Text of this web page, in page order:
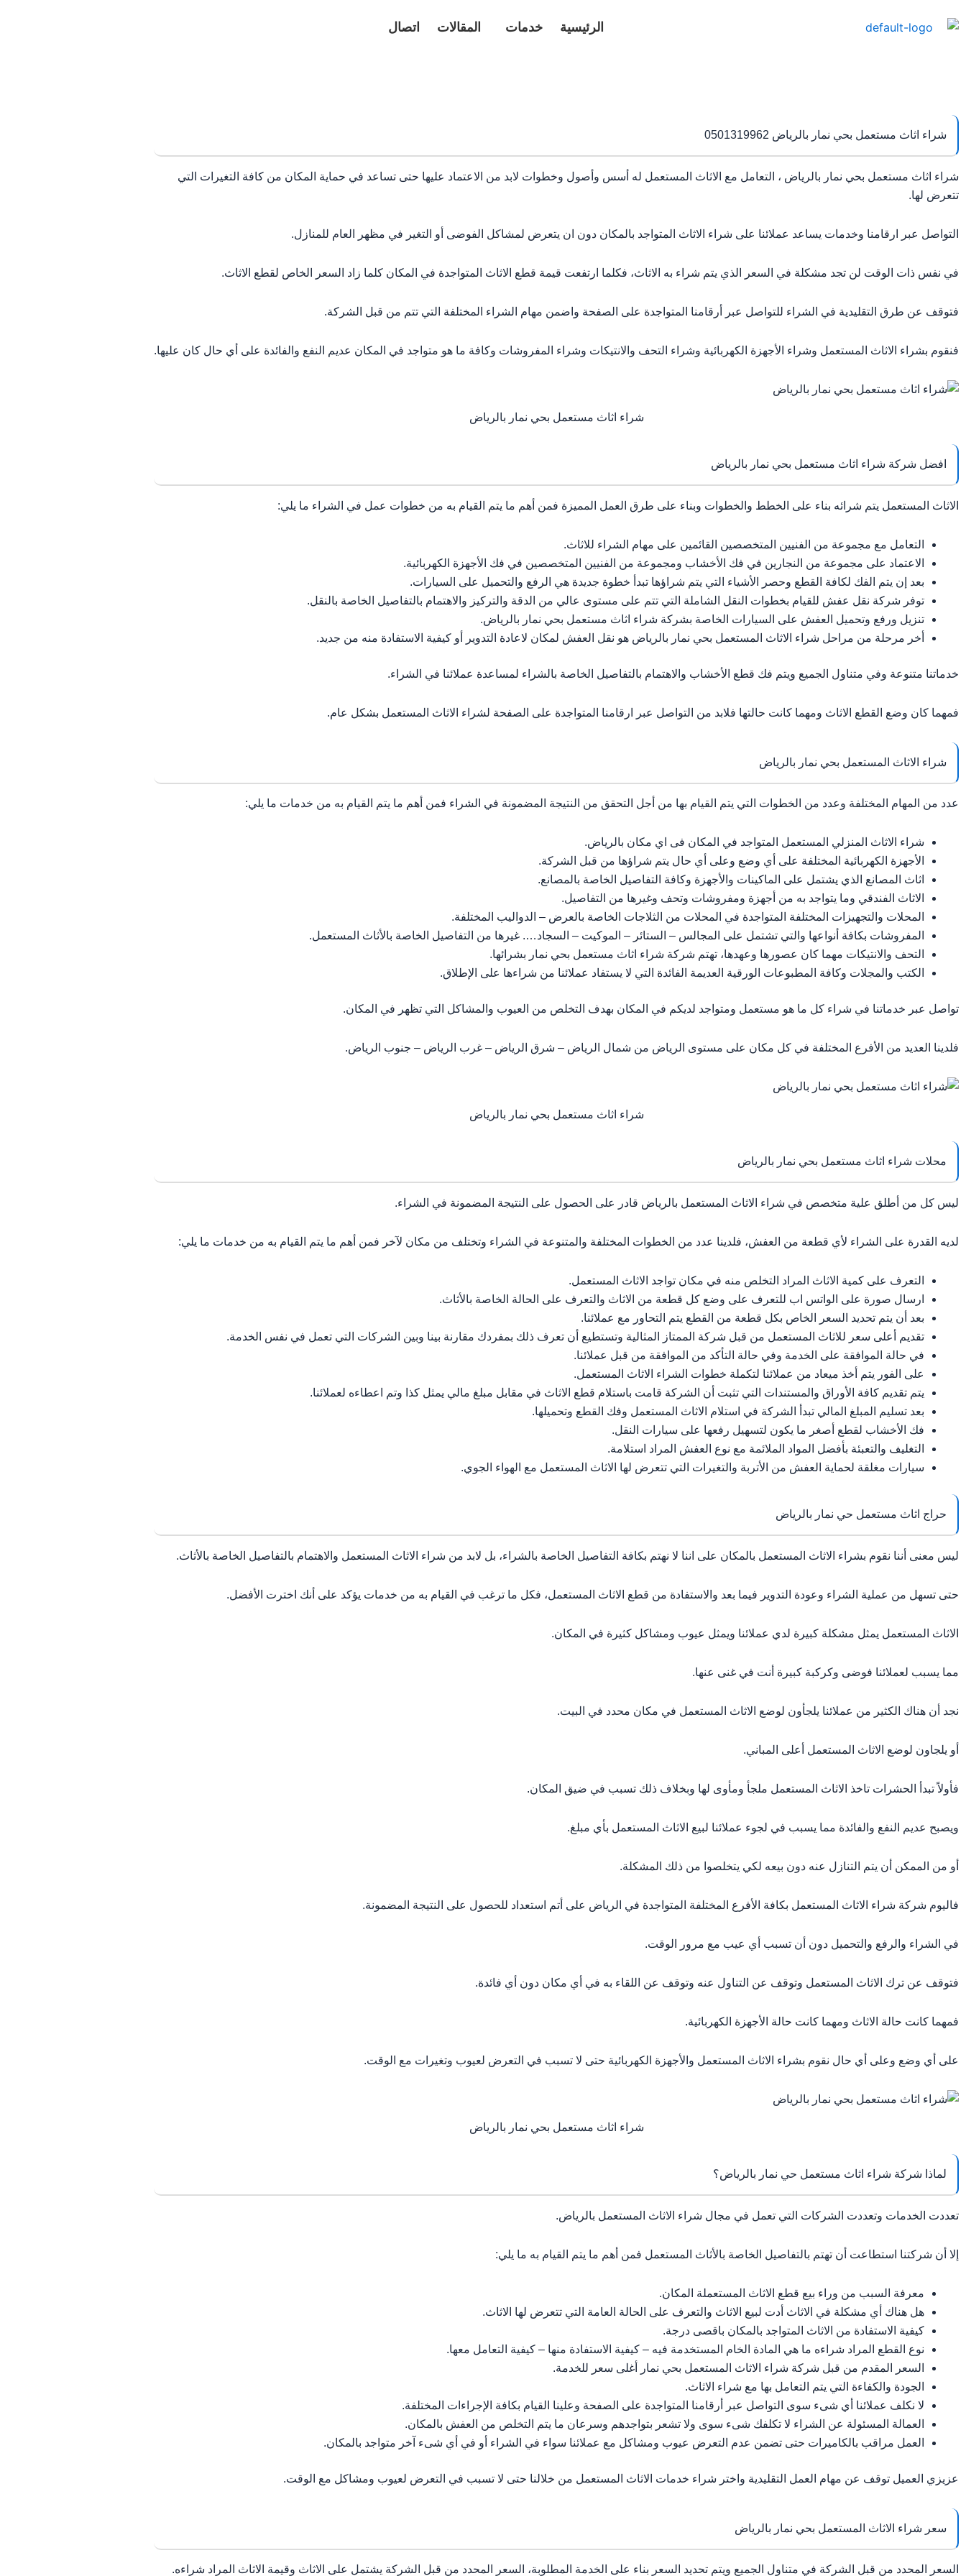
إلى
الرئيسية خدمات المقالات اتصال
شراء اثاث مستعمل بحي نمار بالرياض 0501319962
شراء اثاث مستعمل بحي نمار بالرياض ، التعامل مع الاثاث المستعمل له أسس وأصول وخطوات لابد من الاعتماد عليها حتى تساعد في حماية المكان من كافة التغيرات التي
تتعرض لها.
التواصل عبر ارقامنا وخدمات يساعد عملائنا على شراء الاثاث المتواجد بالمكان دون ان يتعرض لمشاكل الفوضى أو التغير في مظهر العام للمنازل.
في نفس ذات الوقت لن تجد مشكلة في السعر الذي يتم شراء به الاثاث، فكلما ارتفعت قيمة قطع الاثاث المتواجدة في المكان كلما زاد السعر الخاص لقطع الاثاث.
فتوقف عن طرق التقليدية في الشراء للتواصل عبر أرقامنا المتواجدة على الصفحة واضمن مهام الشراء المختلفة التي تتم من قبل الشركة.
فنقوم بشراء الاثاث المستعمل وشراء الأجهزة الكهربائية وشراء التحف والانتيكات وشراء المفروشات وكافة ما هو متواجد في المكان عديم النفع والفائدة على أي حال كان عليها.
شراء اثاث مستعمل بحي نمار بالرياض
افضل شركة شراء اثاث مستعمل بحي نمار بالرياض
الاثاث المستعمل يتم شرائه بناء على الخطط والخطوات وبناء على طرق العمل المميزة فمن أهم ما يتم القيام به من خطوات عمل في الشراء ما يلي:
التعامل مع مجموعة من الفنيين المتخصصين القائمين على مهام الشراء للاثاث.
الاعتماد على مجموعة من النجارين في فك الأخشاب ومجموعة من الفنيين المتخصصين في فك الأجهزة الكهربائية.
بعد إن يتم الفك لكافة القطع وحصر الأشياء التي يتم شراؤها تبدأ خطوة جديدة هي الرفع والتحميل على السيارات.
توفر شركة نقل عفش للقيام بخطوات النقل الشاملة التي تتم على مستوى عالي من الدقة والتركيز والاهتمام بالتفاصيل الخاصة بالنقل.
تنزيل ورفع وتحميل العفش على السيارات الخاصة بشركة شراء اثاث مستعمل بحي نمار بالرياض.
أخر مرحلة من مراحل شراء الاثاث المستعمل بحي نمار بالرياض هو نقل العفش لمكان لاعادة التدوير أو كيفية الاستفادة منه من جديد.
خدماتنا متنوعة وفي متناول الجميع ويتم فك قطع الأخشاب والاهتمام بالتفاصيل الخاصة بالشراء لمساعدة عملائنا في الشراء.
فمهما كان وضع القطع الاثاث ومهما كانت حالتها فلابد من التواصل عبر ارقامنا المتواجدة على الصفحة لشراء الاثاث المستعمل بشكل عام.
شراء الاثاث المستعمل بحي نمار بالرياض
عدد من المهام المختلفة وعدد من الخطوات التي يتم القيام بها من أجل التحقق من النتيجة المضمونة في الشراء فمن أهم ما يتم القيام به من خدمات ما يلي:
شراء الاثاث المنزلي المستعمل المتواجد في المكان فى اي مكان بالرياض.
الأجهزة الكهربائية المختلفة على أي وضع وعلى أي حال يتم شراؤها من قبل الشركة.
اثاث المصانع الذي يشتمل على الماكينات والأجهزة وكافة التفاصيل الخاصة بالمصانع.
الاثاث الفندقي وما يتواجد به من أجهزة ومفروشات وتحف وغيرها من التفاصيل.
المحلات والتجهيزات المختلفة المتواجدة في المحلات من الثلاجات الخاصة بالعرض – الدواليب المختلفة.
المفروشات بكافة أنواعها والتي تشتمل على المجالس – الستائر – الموكيت – السجاد…. غيرها من التفاصيل الخاصة بالأثاث المستعمل.
التحف والانتيكات مهما كان عصورها وعهدها، تهتم شركة شراء اثاث مستعمل بحي نمار بشرائها.
الكتب والمجلات وكافة المطبوعات الورقية العديمة الفائدة التي لا يستفاد عملائنا من شراءها على الإطلاق.
تواصل عبر خدماتنا في شراء كل ما هو مستعمل ومتواجد لديكم في المكان بهدف التخلص من العيوب والمشاكل التي تظهر في المكان.
فلدينا العديد من الأفرع المختلفة في كل مكان على مستوى الرياض من شمال الرياض – شرق الرياض – غرب الرياض – جنوب الرياض.
شراء اثاث مستعمل بحي نمار بالرياض
محلات شراء اثاث مستعمل بحي نمار بالرياض
ليس كل من أطلق علية متخصص في شراء الاثاث المستعمل بالرياض قادر على الحصول على النتيجة المضمونة في الشراء.
لديه القدرة على الشراء لأي قطعة من العفش، فلدينا عدد من الخطوات المختلفة والمتنوعة في الشراء وتختلف من مكان لآخر فمن أهم ما يتم القيام به من خدمات ما يلي:
التعرف على كمية الاثاث المراد التخلص منه في مكان تواجد الاثاث المستعمل.
ارسال صورة على الواتس اب للتعرف على وضع كل قطعة من الاثاث والتعرف على الحالة الخاصة بالأثاث.
بعد أن يتم تحديد السعر الخاص بكل قطعة من القطع يتم التحاور مع عملائنا.
تقديم أعلى سعر للاثاث المستعمل من قبل شركة الممتاز المثالية وتستطيع أن تعرف ذلك بمفردك مقارنة بينا وبين الشركات التي تعمل في نفس الخدمة.
في حالة الموافقة على الخدمة وفي حالة التأكد من الموافقة من قبل عملائنا.
على الفور يتم أخذ ميعاد من عملائنا لتكملة خطوات الشراء الاثاث المستعمل.
يتم تقديم كافة الأوراق والمستندات التي تثبت أن الشركة قامت باستلام قطع الاثاث في مقابل مبلغ مالي يمثل كذا وتم اعطاءه لعملائنا.
بعد تسليم المبلغ المالي تبدأ الشركة في استلام الاثاث المستعمل وفك القطع وتحميلها.
فك الأخشاب لقطع أصغر ما يكون لتسهيل رفعها على سيارات النقل.
التغليف والتعبئة بأفضل المواد الملائمة مع نوع العفش المراد استلامة.
سيارات مغلقة لحماية العفش من الأتربة والتغيرات التي تتعرض لها الاثاث المستعمل مع الهواء الجوي.
حراج اثاث مستعمل حي نمار بالرياض
ليس معنى أننا نقوم بشراء الاثاث المستعمل بالمكان على اننا لا نهتم بكافة التفاصيل الخاصة بالشراء، بل لابد من شراء الاثاث المستعمل والاهتمام بالتفاصيل الخاصة بالأثاث.
حتى تسهل من عملية الشراء وعودة التدوير فيما بعد والاستفادة من قطع الاثاث المستعمل، فكل ما ترغب في القيام به من خدمات يؤكد على أنك اخترت الأفضل.
الاثاث المستعمل يمثل مشكلة كبيرة لدي عملائنا ويمثل عيوب ومشاكل كثيرة في المكان.
مما يسبب لعملائنا فوضى وكركبة كبيرة أنت في غنى عنها.
نجد أن هناك الكثير من عملائنا يلجأون لوضع الاثاث المستعمل في مكان محدد في البيت.
أو يلجاون لوضع الاثاث المستعمل أعلى المباني.
فأولاً تبدأ الحشرات تاخذ الاثاث المستعمل ملجأ ومأوى لها وبخلاف ذلك تسبب في ضيق المكان.
ويصبح عديم النفع والفائدة مما يسبب في لجوء عملائنا لبيع الاثاث المستعمل بأي مبلغ.
أو من الممكن أن يتم التنازل عنه دون بيعه لكي يتخلصوا من ذلك المشكلة.
فاليوم شركة شراء الاثاث المستعمل بكافة الأفرع المختلفة المتواجدة في الرياض على أتم استعداد للحصول على النتيجة المضمونة.
في الشراء والرفع والتحميل دون أن تسبب أي عيب مع مرور الوقت.
فتوقف عن ترك الاثاث المستعمل وتوقف عن التناول عنه وتوقف عن اللقاء به في أي مكان دون أي فائدة.
فمهما كانت حالة الاثاث ومهما كانت حالة الأجهزة الكهربائية.
على أي وضع وعلى أي حال نقوم بشراء الاثاث المستعمل والأجهزة الكهربائية حتى لا تسبب في التعرض لعيوب وتغيرات مع الوقت.
شراء اثاث مستعمل بحي نمار بالرياض
لماذا شركة شراء اثاث مستعمل حي نمار بالرياض؟
تعددت الخدمات وتعددت الشركات التي تعمل في مجال شراء الاثاث المستعمل بالرياض.
إلا أن شركتنا استطاعت أن تهتم بالتفاصيل الخاصة بالأثاث المستعمل فمن أهم ما يتم القيام به ما يلي:
معرفة السبب من وراء بيع قطع الاثاث المستعملة المكان.
هل هناك أي مشكلة في الاثاث أدت لبيع الاثاث والتعرف على الحالة العامة التي تتعرض لها الاثاث.
كيفية الاستفادة من الاثاث المتواجد بالمكان باقصى درجة.
نوع القطع المراد شراءه ما هي المادة الخام المستخدمة فيه – كيفية الاستفادة منها – كيفية التعامل معها.
السعر المقدم من قبل شركة شراء الاثاث المستعمل بحي نمار أغلى سعر للخدمة.
الجودة والكفاءة التي يتم التعامل بها مع شراء الاثاث.
لا نكلف عملائنا أي شىء سوى التواصل عبر أرقامنا المتواجدة على الصفحة وعلينا القيام بكافة الإجراءات المختلفة.
العمالة المسئولة عن الشراء لا تكلفك شىء سوى ولا تشعر بتواجدهم وسرعان ما يتم التخلص من العفش بالمكان.
العمل مراقب بالكاميرات حتى تضمن عدم التعرض عيوب ومشاكل مع عملائنا سواء في الشراء أو في أي شىء آخر متواجد بالمكان.
عزيزي العميل توقف عن مهام العمل التقليدية واختر شراء خدمات الاثاث المستعمل من خلالنا حتى لا تسبب في التعرض لعيوب ومشاكل مع الوقت.
سعر شراء الاثاث المستعمل بحي نمار بالرياض
السعر المحدد من قبل الشركة في متناول الجميع ويتم تحديد السعر بناء على الخدمة المطلوبة، السعر المحدد من قبل الشركة يشتمل على الاثاث وقيمة الاثاث المراد شراءه.